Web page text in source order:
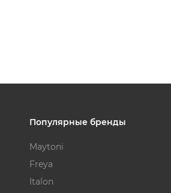
Популярные бренды
Maytoni
Freya
Italon